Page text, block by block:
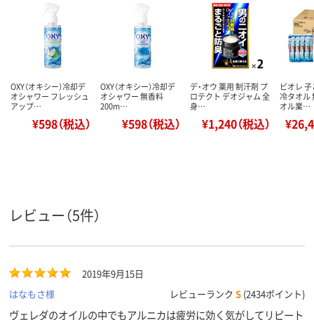
OXY（オキシー）冷却デ
オシャワー フレッシュ
アップ…
¥598（税込）
OXY（オキシー）冷却デ
オシャワー 無香料
200m…
¥598（税込）
デ・オウ 薬用 制汗剤 プ
ロテクト デオジャム 全
身…
¥1,240（税込）
ビオレ
冷タオル
オル業…
レビュー（5件）
2019年9月15日
はなもさ様
レビューランク S (2434ポイント)
ヴェレダのオイルの中でもアルニカは疲労に効く気がしてリピート